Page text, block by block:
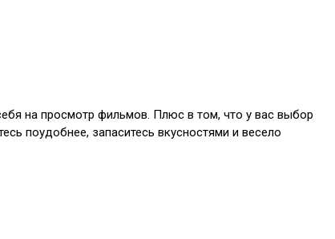
на просмотр фильмов. Плюс в том, что у вас выбор
поудобнее, запаситесь вкусностями и весело